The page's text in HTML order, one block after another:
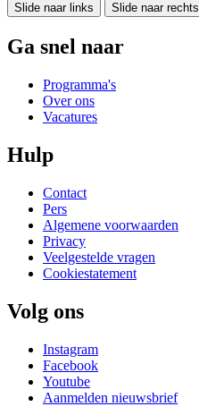
Slide naar links Slide naar rechts
Ga snel naar
Programma's
Over ons
Vacatures
Hulp
Contact
Pers
Algemene voorwaarden
Privacy
Veelgestelde vragen
Cookiestatement
Volg ons
Instagram
Facebook
Youtube
Aanmelden nieuwsbrief